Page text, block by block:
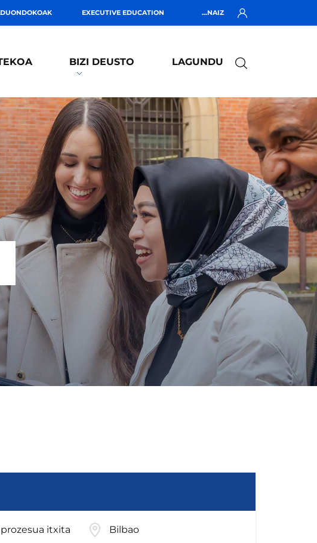
EXECUTIVE EDUCATION ...NAIZ
BIZI DEUSTO LAGUNDU
prozesua itxita
Bilbao